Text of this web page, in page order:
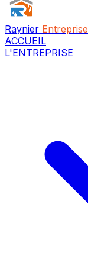
Raynier Entreprise
ACCUEIL
L'ENTREPRISE